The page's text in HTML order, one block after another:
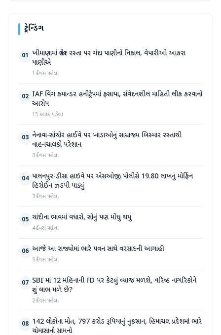
ટ્રેન્ડિંગ
01 ખીમાણામાં જાહેર રસ્તા પર ગંદા પાણીનો નિકાલ, વેપારીઓ આકરા
પાણીએ
1 દિવસ પહેલા
02 IAF વિંગ કમાન્ડર હનીટ્રેપમાં ફસાયા, સંવેદનશીલ માહિતી લીક કરવાનો
આરોપ
15 કલાક પહેલા
03 નેનાવા-સાંચોર હાઈવે પર ખાડાઓનું સામ્રાજ્ય બિસ્માર રસ્તાથી
વાહનચાલકો પરેશાન
3 દિવસ પહેલા
04 પાલનપુર-ડીસા હાઇવે પર એસઓજી પોલીસે 19.80 લાખનું મોર્ફિન
હિરોઈન ઝડપી પાડ્યું
3 દિવસ પહેલા
05 ચાંદીના ભાવમાં વધારો, સોનું પણ મોંઘુ થયું
4 દિવસ પહેલા
06 આજે આ રાજ્યોમાં ભારે પવન સાથે વરસાદની આગાહી
5 દિવસ પહેલા
07 SBI માં 12 મહિનાની FD પર કેટલું વ્યાજ મળશે, વરિષ્ઠ નાગરિકોને
શું લાભ મળે છે?
2 દિવસ પહેલા
08 142 લોકોના મોત, 797 કરોડ રૂપિયાનું નુકસાન, હિમાચલ પ્રદેશમાં ભારે
ચોમાસાનો સામનો